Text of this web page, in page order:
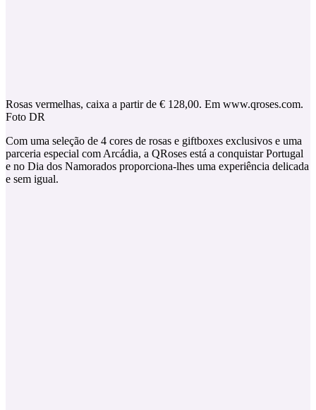
Rosas vermelhas, caixa a partir de € 128,00. Em www.qroses.com.
Foto DR
Com uma seleção de 4 cores de rosas e giftboxes exclusivos e uma
parceria especial com Arcádia, a QRoses está a conquistar Portugal
e no Dia dos Namorados proporciona-lhes uma experiência delicada
e sem igual.